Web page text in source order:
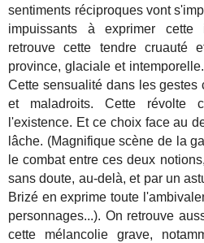
sentiments réciproques vont
impuissants à exprimer
retrouve cette tendre cruauté
province, glaciale et
Cette sensualité dans les gestes
et maladroits. Cette révolte
l'existence. Et ce choix face au
lâche. (Magnifique scène de la
le combat entre ces deux
sans doute, au-delà, et par un
Brizé en exprime toute
personnages...). On retrouve
cette mélancolie grave,